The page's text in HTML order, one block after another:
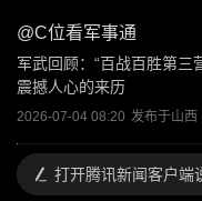
@C位看军事通
军武回顾：“百战百胜第三
震撼人心的来历
2026-07-04 08:20 发布于山西
打开腾讯新闻客户端